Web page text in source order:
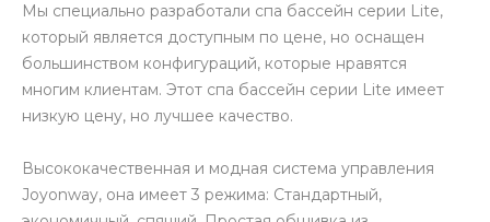
Мы специально разработали спа бассейн серии Lite,
который является доступным по цене, но оснащен
большинством конфигураций, которые нравятся
многим клиентам. Этот спа бассейн серии Lite имеет
низкую цену, но лучшее качество.
Высококачественная и модная система управления
Joyonway, она имеет 3 режима: Стандартный,